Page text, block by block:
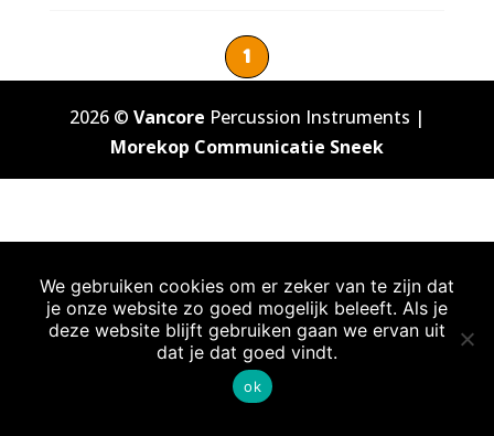
1
2026 © Vancore Percussion Instruments |
Morekop Communicatie Sneek
We gebruiken cookies om er zeker van te zijn dat
je onze website zo goed mogelijk beleeft. Als je
deze website blijft gebruiken gaan we ervan uit
dat je dat goed vindt.
ok